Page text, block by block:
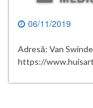
06/11/2019
Adresă: Van
https://